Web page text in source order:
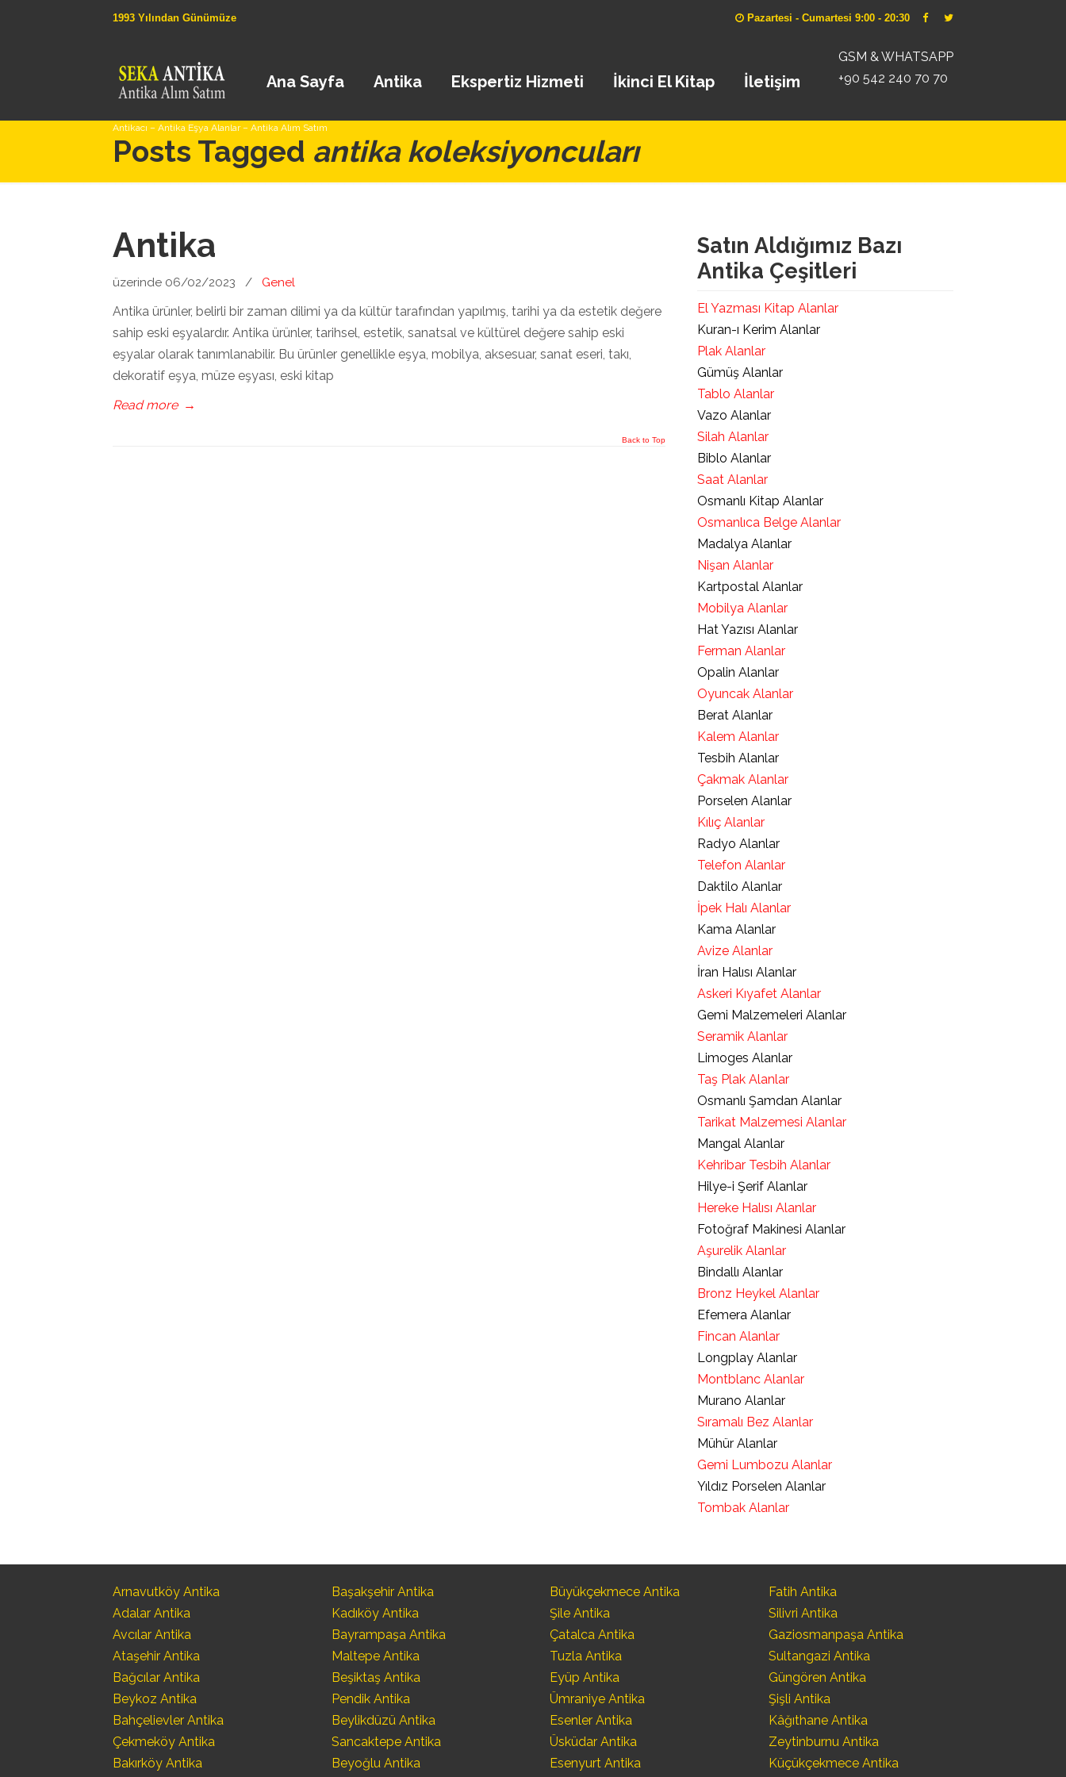
1993 Yılından Günümüze Pazartesi - Cumartesi 9:00 - 20:30
Antikacı – Antika Eşya Alanlar – Antika Alım Satım
GSM & WHATSAPP
+90 542 240 70 70
Ana Sayfa Antika Ekspertiz Hizmeti İkinci El Kitap İletişim
Posts Tagged antika koleksiyoncuları
Antika
üzerinde 06/02/2023 / Genel
Antika ürünler, belirli bir zaman dilimi ya da kültür tarafından yapılmış, tarihi ya da estetik değere
sahip eski eşyalardır. Antika ürünler, tarihsel, estetik, sanatsal ve kültürel değere sahip eski
eşyalar olarak tanımlanabilir. Bu ürünler genellikle eşya, mobilya, aksesuar, sanat eseri, takı,
dekoratif eşya, müze eşyası, eski kitap
Read more →
Back to Top
Satın Aldığımız Bazı
Antika Çeşitleri
El Yazması Kitap Alanlar
Kuran-ı Kerim Alanlar
Plak Alanlar
Gümüş Alanlar
Tablo Alanlar
Vazo Alanlar
Silah Alanlar
Biblo Alanlar
Saat Alanlar
Osmanlı Kitap Alanlar
Osmanlıca Belge Alanlar
Madalya Alanlar
Nişan Alanlar
Kartpostal Alanlar
Mobilya Alanlar
Hat Yazısı Alanlar
Ferman Alanlar
Opalin Alanlar
Oyuncak Alanlar
Berat Alanlar
Kalem Alanlar
Tesbih Alanlar
Çakmak Alanlar
Porselen Alanlar
Kılıç Alanlar
Radyo Alanlar
Telefon Alanlar
Daktilo Alanlar
İpek Halı Alanlar
Kama Alanlar
Avize Alanlar
İran Halısı Alanlar
Askeri Kıyafet Alanlar
Gemi Malzemeleri Alanlar
Seramik Alanlar
Limoges Alanlar
Taş Plak Alanlar
Osmanlı Şamdan Alanlar
Tarikat Malzemesi Alanlar
Mangal Alanlar
Kehribar Tesbih Alanlar
Hilye-i Şerif Alanlar
Hereke Halısı Alanlar
Fotoğraf Makinesi Alanlar
Aşurelik Alanlar
Bindallı Alanlar
Bronz Heykel Alanlar
Efemera Alanlar
Fincan Alanlar
Longplay Alanlar
Montblanc Alanlar
Murano Alanlar
Sıramalı Bez Alanlar
Mühür Alanlar
Gemi Lumbozu Alanlar
Yıldız Porselen Alanlar
Tombak Alanlar
Arnavutköy Antika
Adalar Antika
Avcılar Antika
Ataşehir Antika
Bağcılar Antika
Beykoz Antika
Bahçelievler Antika
Çekmeköy Antika
Bakırköy Antika
Başakşehir Antika
Kadıköy Antika
Bayrampaşa Antika
Maltepe Antika
Beşiktaş Antika
Pendik Antika
Beylikdüzü Antika
Sancaktepe Antika
Beyoğlu Antika
Büyükçekmece Antika
Şile Antika
Çatalca Antika
Tuzla Antika
Eyüp Antika
Ümraniye Antika
Esenler Antika
Üsküdar Antika
Esenyurt Antika
Fatih Antika
Silivri Antika
Gaziosmanpaşa Antika
Sultangazi Antika
Güngören Antika
Şişli Antika
Kâğıthane Antika
Zeytinburnu Antika
Küçükçekmece Antika